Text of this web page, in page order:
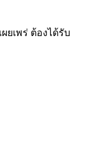
ยเพร่ ต้องได้รับ